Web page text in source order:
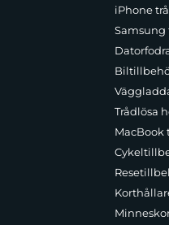
iPhone
Samsung
Trådlösa